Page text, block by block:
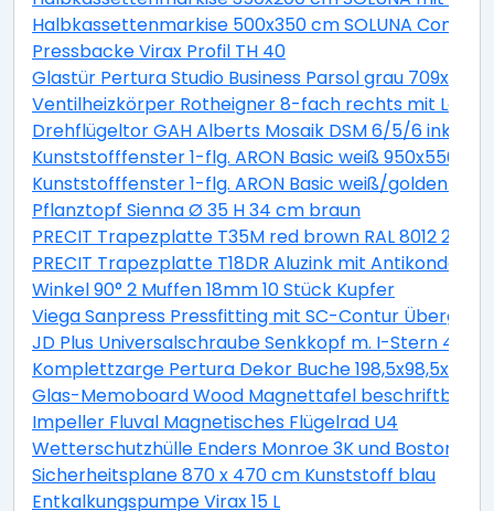
Halbkassettenmarkise 500x350 cm SOLUNA
Pressbacke Virax Profil TH 40
Glastür Pertura Studio Business Parsol grau
Ventilheizkörper Rotheigner 8-fach rechts mit
Drehflügeltor GAH Alberts Mosaik DSM 6/5/6 inkl.
Kunststofffenster 1-flg. ARON Basic weiß 950x550
Kunststofffenster 1-flg. ARON Basic weiß/golden oak
Pflanztopf Sienna Ø 35 H 34 cm braun
PRECIT Trapezplatte T35M red brown RAL 8012 2300
PRECIT Trapezplatte T18DR Aluzink mit
Winkel 90° 2 Muffen 18mm 10 Stück Kupfer
Viega Sanpress Pressfitting mit SC-Contur
JD Plus Universalschraube Senkkopf m. I-Stern
Komplettzarge Pertura Dekor Buche 198,5x98,5x16,0
Glas-Memoboard Wood Magnettafel beschriftbar
Impeller Fluval Magnetisches Flügelrad U4
Wetterschutzhülle Enders Monroe 3K und Boston 3K
Sicherheitsplane 870 x 470 cm Kunststoff blau
Entkalkungspumpe Virax 15 L